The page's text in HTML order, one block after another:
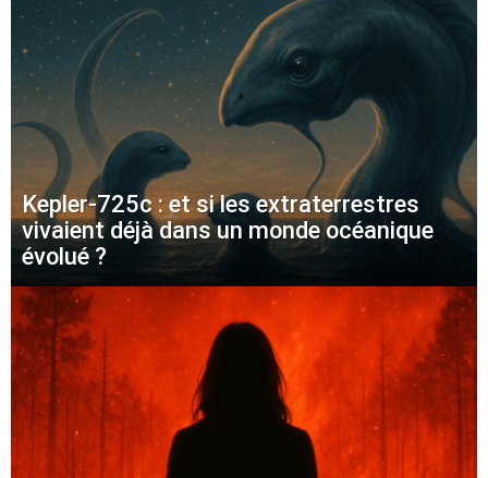
Kepler-725c : et si les extraterrestres
vivaient déjà dans un monde océanique
évolué ?